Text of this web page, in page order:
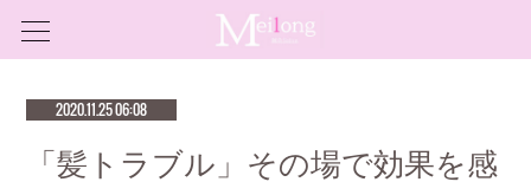
2020.11.25 06:08
「髪トラブル」その場で効果を感